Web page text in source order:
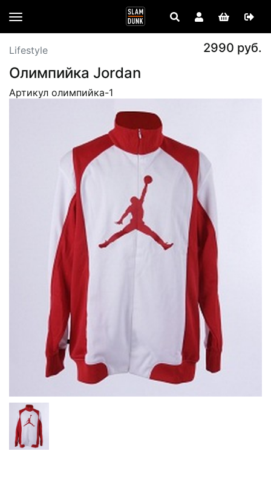
Lifestyle 2990 руб.
Олимпийка Jordan
Артикул олимпийка-1